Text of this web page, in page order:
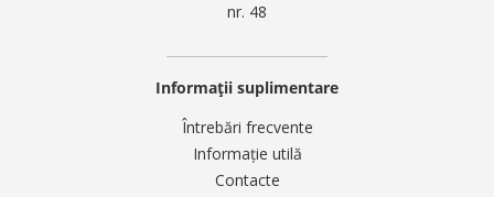
nr. 48
Informații suplimentare
Întrebări frecvente
Informație utilă
Contacte